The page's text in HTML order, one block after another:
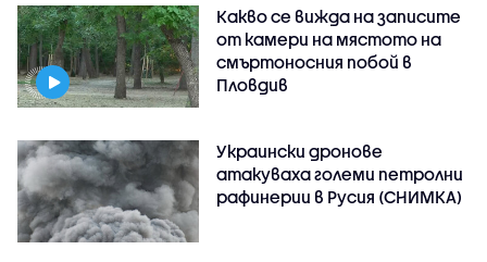
Какво се вижда на записите
от камери на мястото на
смъртоносния побой в
Пловдив
Украински дронове
атакуваха големи петролни
рафинерии в Русия (СНИМКА)